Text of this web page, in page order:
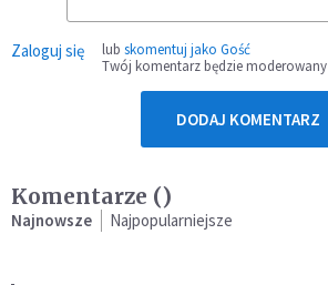
Zaloguj się lub skomentuj jako Gość
Twój komentarz będzie moderowany
DODAJ KOMENTARZ
Komentarze ()
Najnowsze Najpopularniejsze